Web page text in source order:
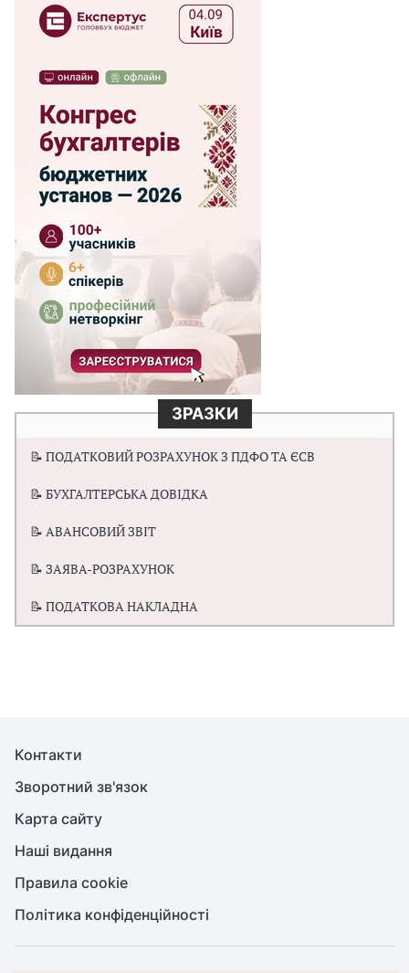
ЗРАЗКИ
📝 ПОДАТКОВИЙ РОЗРАХУНОК З ПДФО ТА ЄСВ
📝 БУХГАЛТЕРСЬКА ДОВІДКА
📝 АВАНСОВИЙ ЗВІТ
📝 ЗАЯВА-РОЗРАХУНОК
📝 ПОДАТКОВА НАКЛАДНА
Контакти
Зворотний зв'язок
Карта сайту
Наші видання
Правила cookie
Політика конфіденційності